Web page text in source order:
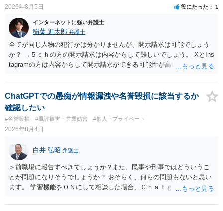
2026年8月5日 役にたった 1
インターネットに強い弁護士
稲葉 進太郎 弁護士
全てが同じ人物の犯行かは分かりませんが、開示請求は可能でしょう
か？ →５ｃｈの方の開示請求は内容からして難しいでしょう。 XとIns
tagramの方は内容からして開示請求ができる可能性が高いでしょう。
いでしょう。７月中にアカウントが削除されている場合、今から進め
ても失敗する可能性が高いように思われます。 相手を特定できた場
合、相手に全ての弁護士費用を負担させることは可能でしょうか？ →
訴訟外の交渉で相手方が認めれば負担させることができるでしょう。
訴訟で判決となった場合は、実際の弁護士費用が認められる場合と認
められない場合があり何ともいえないところでしょう。
ChatGPTでの愚痴が情報漏洩や名誉毀損に該当するか
確認したい
#名誉毀損 #風評被害・営業妨害 #個人・プライベート
2026年8月4日
白井 弘昭 弁護士
＞前職場に報告すべきでしょうか？また、民事や刑事ではどういうこ
とが問題になりそうでしょうか？ おそらく、何らの問題もないと思い
ます。 学習機能をＯＮにして相談した場合、Ｃｈａｔｇｐｔがｏｐｅ
する可能性がありますが、個人名や会社名を特定していない限り、一